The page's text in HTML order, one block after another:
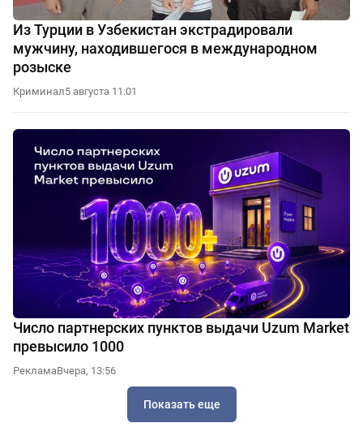
Из Турции в Узбекистан экстрадировали
мужчину, находившегося в международном
розыске
Криминал5 августа 11:01
Число партнерских пунктов выдачи Uzum Market
превысило 1000
РекламаВчера, 13:56
Показать еще